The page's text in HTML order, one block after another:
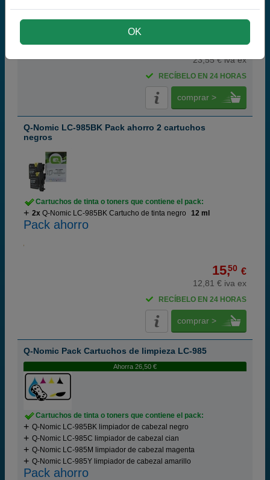
28,50 €
23,55 € iva ex
RECÍBELO EN 24 HORAS
comprar >
Q-Nomic LC-985BK Pack ahorro 2 cartuchos
negros
Cartuchos de tinta o toners que contiene el pack:
2x Q-Nomic LC-985BK Cartucho de tinta negro 12 ml
Pack ahorro
15,50 €
12,81 € iva ex
RECÍBELO EN 24 HORAS
comprar >
Q-Nomic Pack Cartuchos de limpieza LC-985
Ahorra 26,50 €
Cartuchos de tinta o toners que contiene el pack:
Q-Nomic LC-985BK limpiador de cabezal negro
Q-Nomic LC-985C limpiador de cabezal cian
Q-Nomic LC-985M limpiador de cabezal magenta
Q-Nomic LC-985Y limpiador de cabezal amarillo
Pack ahorro
OK